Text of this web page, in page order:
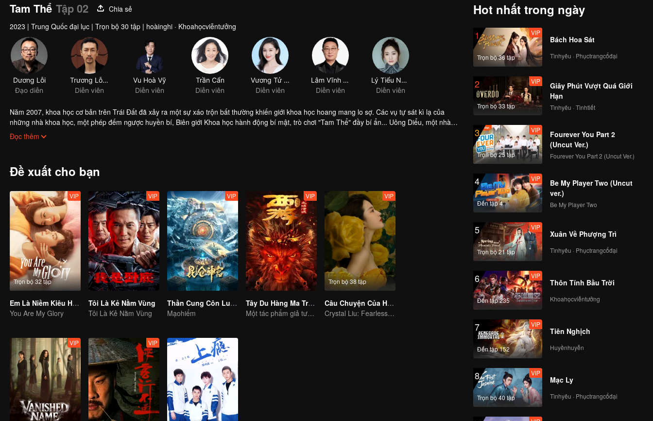
Tam Thể Tập 02
Chia sẻ
2023 | Trung Quốc đại lục | Trọn bộ 30 tập | hoàinghi · Khoahọcviễntưởng
Dương Lỗi
Đạo diễn
Trương Lỗ Nhất
Diễn viên
Vu Hoà Vỹ
Diễn viên
Năm 2007, khoa học cơ bản trên Trái Đất đã xảy ra một sự xáo trộn bất thường khiến giới khoa học hoang mang lo sợ. Các vụ tự sát kì lạ của
những nhà khoa học, một phép đếm ngược huyền bí, Biên giới Khoa học hành động bí mật, trò chơi "Tam Thể" đầy bí ẩn... Uông Diểu, một nhà
khoa học về vật liệu nano bị cảnh sát Sử Cường đưa đến Trung tâm kết hợp tác chiến và nằm vùng tổ chức "Biên giới Khoa học" để hỗ trợ điều tra.
Trong quá trình điều tra, Uông Diểu và Sử Cường tiếp xúc với một tổ chức có tên là ETO và phát hiện ra bí mật của trò chơi "Tam Thể", đó là hai
khác đã giữ vững niềm tin, thắp lên hy vọng và dẫn dắt mọi người chuẩn bị cùng nhau đối mặt với cuộc khủng hoảng nhân loại sắp sửa xảy ra.
Đọc thêm
Đề xuất cho bạn
Trọn bộ 32 tập
VIP
Em Là Niềm Kiêu Hãnh Của Anh (Bản Tiếng Anh)
You Are My Glory
VIP
Tôi Là Kẻ Nằm Vùng
Tôi Là Kẻ Nằm Vùng
VIP
Thần Cung Côn Luân
Mạohiểm
VIP
Tây Du Hàng Ma Truyện: Khoái Hoạt Thành
Một tác phẩm giả tưởng mới từ Tây Du Ký IP sắp ra mắt
Trọn bộ 38 tập
VIP
Câu Chuyện Của Hoa Hồng (Bản Tiếng Anh)
Crystal Liu: Fearless for Love in Life
VIP VIP
Hot nhất trong ngày
1
Trọn bộ 36 tập
VIP
Bách Hoa Sát
Tìnhyêu · Phụctrangcổđại
2
Trọn bộ 33 tập
VIP
Giây Phút Vượt Quá Giới
Hạn
Tìnhyêu · Tìnhtiết
3
Trọn bộ 25 tập
VIP
Fourever You Part 2
(Uncut Ver.)
Fourever You Part 2 (Uncut Ver.)
4
Đến tập 4
VIP
Be My Player Two (Uncut
ver.)
Be My Player Two
5
Trọn bộ 21 tập
VIP
Xuân Về Phượng Trì
Tìnhyêu · Phụctrangcổđại
6
Đến tập 235
VIP
Thôn Tính Bầu Trời
Khoahọcviễntưởng
7
Đến tập 152
VIP
Tiên Nghịch
Huyềnhuyễn
8
Trọn bộ 40 tập
VIP
Mạc Ly
Tìnhyêu · Phụctrangcổđại